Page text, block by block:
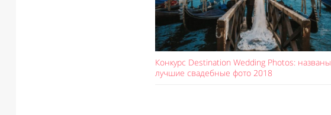
Конкурс Destination Wedding Photos: названы
лучшие свадебные фото 2018